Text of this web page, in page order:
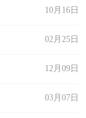
10月16日
02月25日
12月09日
03月07日